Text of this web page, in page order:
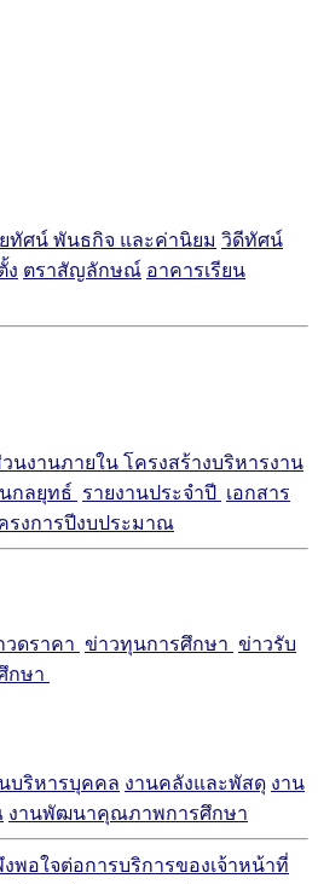
ทัศน์ พันธกิจ และค่านิยม วิดีทัศน์
ง ตราสัญลักษณ์ อาคารเรียน
นงานภายใน โครงสร้างบริหารงาน
กลยุทธ์ รายงานประจำปี
เอกสาร
รงการปีงบประมาณ
วดราคา ข่าวทุนการศึกษา ข่าวรับ
กษา
บริหารบุคคล งานคลังและพัสดุ งาน
งานพัฒนาคุณภาพการศึกษา
พอใจต่อการบริการของเจ้าหน้าที่